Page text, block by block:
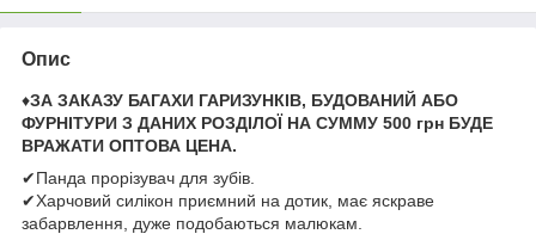
Опис
♦ЗА ЗАКАЗУ БАГАХИ ГАРИЗУНКІВ, БУДОВАНИЙ АБО
ФУРНІТУРИ З ДАНИХ РОЗДІЛОЇ НА СУММУ 500 грн БУДЕ
ВРАЖАТИ ОПТОВА ЦЕНА.
✔Панда прорізувач для зубів.
✔Харчовий силікон приємний на дотик, має яскраве
забарвлення, дуже подобаються малюкам.